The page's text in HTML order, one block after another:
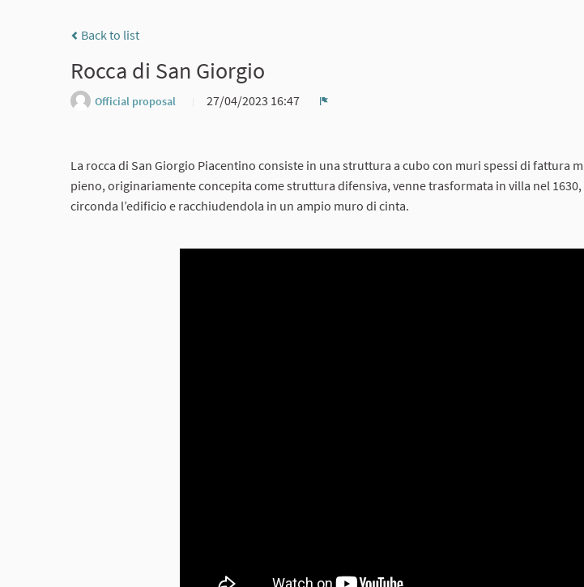
Back to list
Rocca di San Giorgio
Official proposal
27/04/2023 16:47
La rocca di San Giorgio Piacentino consiste in una struttura a cubo con muri spessi di fattura
pieno, originariamente concepita come struttura difensiva, venne trasformata in villa nel
circonda l’edificio e racchiudendola in un ampio muro di cinta.